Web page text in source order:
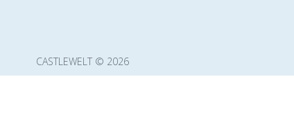
CASTLEWELT © 2026